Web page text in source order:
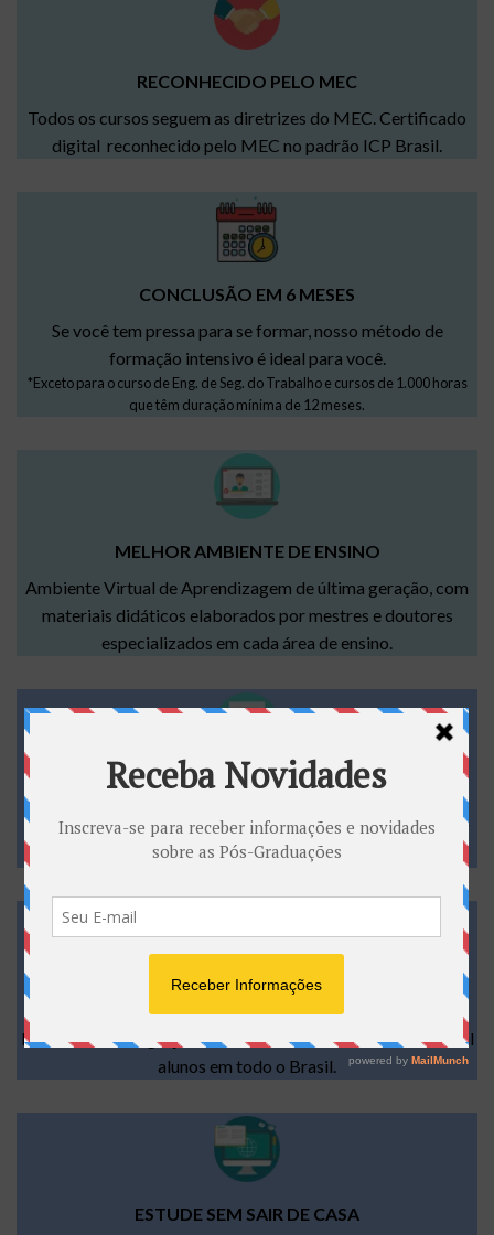
RECONHECIDO PELO MEC
Todos os cursos seguem as diretrizes do MEC. Certificado
digital reconhecido pelo MEC no padrão ICP Brasil.
CONCLUSÃO EM 6 MESES
Se você tem pressa para se formar, nosso método de
formação intensivo é ideal para você.
*Exceto para o curso de Eng. de Seg. do Trabalho e cursos de 1.000 horas
que têm duração mínima de 12 meses.
MELHOR AMBIENTE DE ENSINO
Ambiente Virtual de Aprendizagem de última geração, com
materiais didáticos elaborados por mestres e doutores
especializados em cada área de ensino.
INÍCIO IMEDIATO, APÓS A MATRÍCULA
Você não precisa aguardar a formação de turma para iniciar
seu curso.
EDUCAÇÃO QUE TRANSFORMA VIDAS
Nossa metodologia já transformou a vida de mais de 179 mil
alunos em todo o Brasil.
ESTUDE SEM SAIR DE CASA